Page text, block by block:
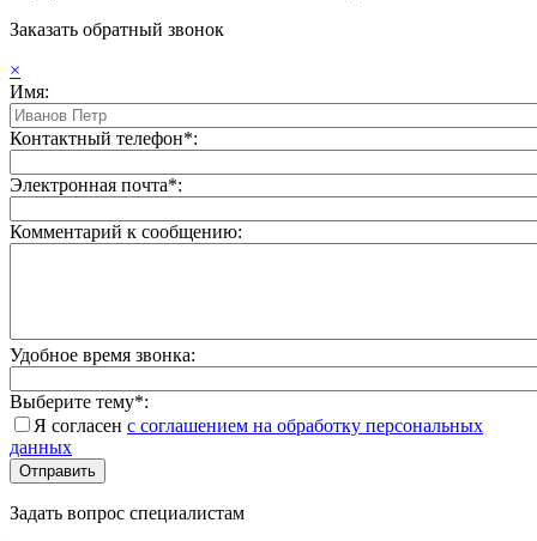
Заказать обратный звонок
×
Имя:
Контактный телефон*:
Электронная почта*:
Комментарий к сообщению:
Удобное время звонка:
Выберите тему*:
Я согласен с соглашением на обработку персональных
данных
Задать вопрос специалистам